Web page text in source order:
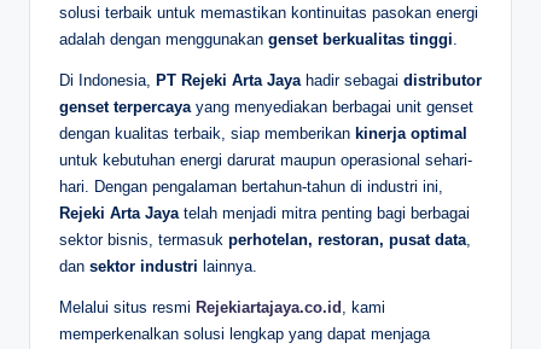
solusi terbaik untuk memastikan kontinuitas pasokan energi
adalah dengan menggunakan genset berkualitas tinggi
Di Indonesia, PT Rejeki Arta Jaya hadir sebagai distributor
genset terpercaya yang menyediakan berbagai unit genset
dengan kualitas terbaik, siap memberikan kinerja optimal
untuk kebutuhan energi darurat maupun operasional sehari-
hari. Dengan pengalaman bertahun-tahun di industri ini,
Rejeki Arta Jaya telah menjadi mitra penting bagi berbagai
sektor bisnis, termasuk perhotelan, restoran, pusat data
dan sektor industri lainnya.
Melalui situs resmi Rejekiartajaya.co.id
, kami
memperkenalkan solusi lengkap yang dapat menjaga